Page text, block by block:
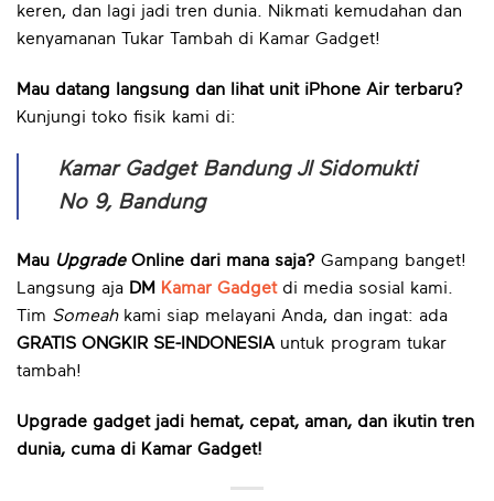
keren, dan lagi jadi tren dunia. Nikmati kemudahan dan
kenyamanan Tukar Tambah di Kamar Gadget!
Mau datang langsung dan lihat unit iPhone Air terbaru?
Kunjungi toko fisik kami di:
Kamar Gadget Bandung Jl Sidomukti
No 9, Bandung
Mau UpgradeOnline dari mana saja? Gampang banget!
Langsung aja DM Kamar Gadgetdi media sosial kami.
Tim Someahkami siap melayani Anda, dan ingat: ada
GRATIS ONGKIR SE-INDONESIAuntuk program tukar
tambah!
Upgrade gadget jadi hemat, cepat, aman, dan ikutin tren
dunia, cuma di Kamar Gadget!